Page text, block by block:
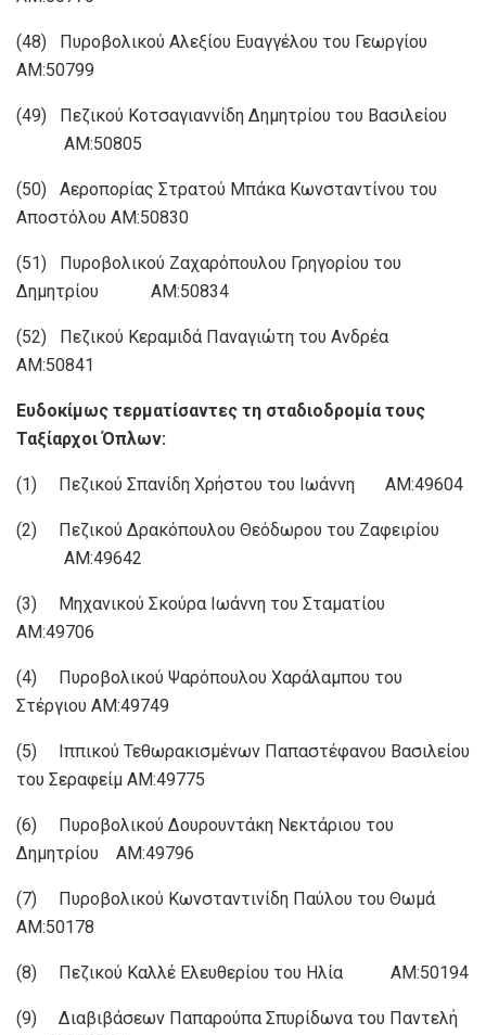
(48) Πυροβολικού Αλεξίου Ευαγγέλου του Γεωργίου
ΑΜ:50799
(49) Πεζικού Κοτσαγιαννίδη Δημητρίου του Βασιλείου
ΑΜ:50805
(50) Αεροπορίας Στρατού Μπάκα Κωνσταντίνου του
Αποστόλου ΑΜ:50830
(51) Πυροβολικού Ζαχαρόπουλου Γρηγορίου του
Δημητρίου ΑΜ:50834
(52) Πεζικού Κεραμιδά Παναγιώτη του Ανδρέα
ΑΜ:50841
Ευδοκίμως τερματίσαντες τη σταδιοδρομία τους
Ταξίαρχοι Όπλων:
(1) Πεζικού Σπανίδη Χρήστου του Ιωάννη ΑΜ:49604
(2) Πεζικού Δρακόπουλου Θεόδωρου του Ζαφειρίου
ΑΜ:49642
(3) Μηχανικού Σκούρα Ιωάννη του Σταματίου
ΑΜ:49706
(4) Πυροβολικού Ψαρόπουλου Χαράλαμπου του
Στέργιου ΑΜ:49749
(5) Ιππικού Τεθωρακισμένων Παπαστέφανου Βασιλείου
του Σεραφείμ ΑΜ:49775
(6) Πυροβολικού Δουρουντάκη Νεκτάριου του
Δημητρίου ΑΜ:49796
(7) Πυροβολικού Κωνσταντινίδη Παύλου του Θωμά
ΑΜ:50178
(8) Πεζικού Καλλέ Ελευθερίου του Ηλία ΑΜ:50194
(9) Διαβιβάσεων Παπαρούπα Σπυρίδωνα του Παντελή